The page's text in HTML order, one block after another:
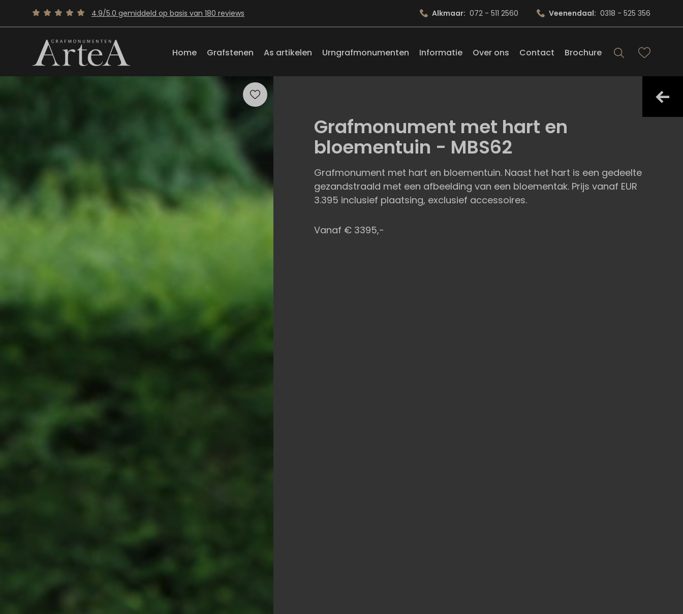
Home Grafstenen As artikelen Urngrafmonumenten Informatie Over ons Contact Brochure
4.9/5.0 gemiddeld op basis van 180 reviews Alkmaar: 072 - 511 2560 Veenendaal: 0318 - 525 356
Grafmonument met hart en
bloementuin - MBS62
Grafmonument met hart en bloementuin. Naast het hart is een gedeelte
gezandstraald met een afbeelding van een bloementak. Prijs vanaf EUR
3.395 inclusief plaatsing, exclusief accessoires.
Vanaf € 3395,-